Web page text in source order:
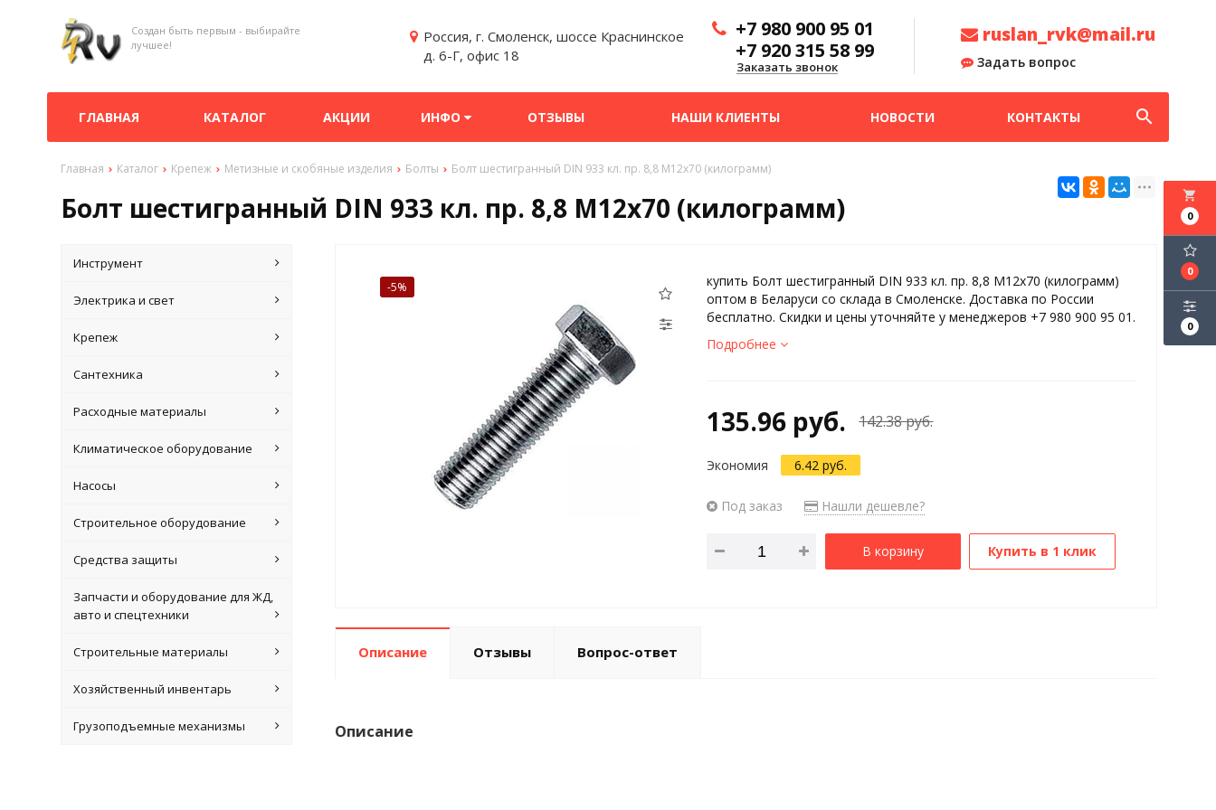
Создан быть первым - выбирайте
лучшее!
Россия, г. Смоленск, шоссе Краснинское
д. 6-Г, офис 18
+7 980 900 95 01
+7 920 315 58 99
Заказать звонок
ruslan_rvk@mail.ru
Задать вопрос
ГЛАВНАЯ КАТАЛОГ АКЦИИ ИНФО ОТЗЫВЫ НАШИ КЛИЕНТЫ НОВОСТИ КОНТАКТЫ search
Главная Каталог Крепеж Метизные и скобяные изделия Болты Болт шестигранный DIN 933 кл. пр. 8,8 M12x70 (килограмм)
Болт шестигранный DIN 933 кл. пр. 8,8 M12x70 (килограмм) local_grocery_store
0
0
0
Инструмент
Электрика и свет
Крепеж
Сантехника
Расходные материалы
Климатическое оборудование
Насосы
Строительное оборудование
Средства защиты
Запчасти и оборудование для ЖД,
авто и спецтехники
Строительные материалы
Хозяйственный инвентарь
Грузоподъемные механизмы
-5%
купить Болт шестигранный DIN 933 кл. пр. 8,8 M12x70 (килограмм)
оптом в Беларуси со склада в Смоленске. Доставка по России
бесплатно. Скидки и цены уточняйте у менеджеров +7 980 900 95 01.
Подробнее
135.96 руб. 142.38 руб.
Экономия 6.42 руб.
Под заказ Нашли дешевле?
В корзину Купить в 1 клик
Описание Отзывы Вопрос-ответ
Описание